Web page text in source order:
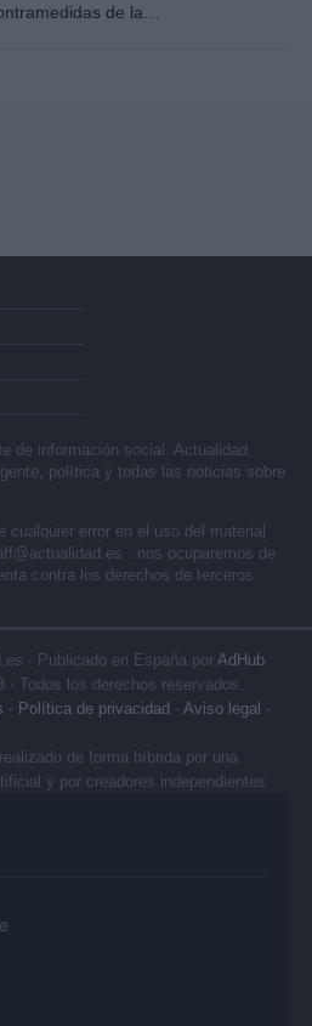
de la…
de información social. Actualidad,
política y todas las noticias sobre
cualquier error en el uso del material
: nos ocuparemos de
contra los derechos de terceros.
- Publicado en España por AdHub
- Todos los derechos reservados.
- Política de privacidad - Aviso legal -
de forma híbrida por una
y por creadores independientes